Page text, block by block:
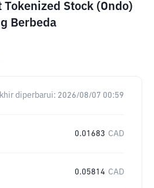
Stock (Ondo)
Berbeda
diperbarui: 2026/08/07 00:59
0.01683 CAD
0.05814 CAD